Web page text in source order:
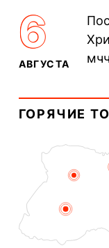
6
АВГУСТА
ГОРЯЧИЕ